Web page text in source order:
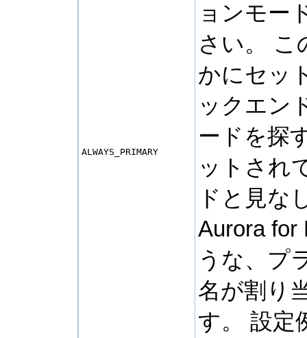
ALWAYS_PRIMARY
ョンモー
さい。 こ
かにセッ
ックエン
ードを探
ットされ
ドと見な
Aurora for
うな、プ
名が割り
す。 設定